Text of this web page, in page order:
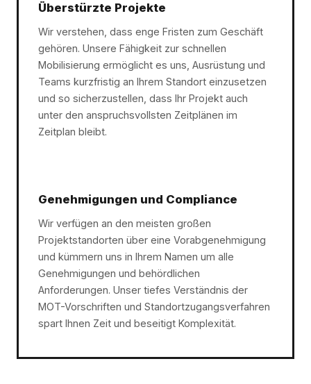
Überstürzte Projekte
Wir verstehen, dass enge Fristen zum Geschäft
gehören. Unsere Fähigkeit zur schnellen
Mobilisierung ermöglicht es uns, Ausrüstung und
Teams kurzfristig an Ihrem Standort einzusetzen
und so sicherzustellen, dass Ihr Projekt auch
unter den anspruchsvollsten Zeitplänen im
Zeitplan bleibt.
Genehmigungen und Compliance
Wir verfügen an den meisten großen
Projektstandorten über eine Vorabgenehmigung
und kümmern uns in Ihrem Namen um alle
Genehmigungen und behördlichen
Anforderungen. Unser tiefes Verständnis der
MOT-Vorschriften und Standortzugangsverfahren
spart Ihnen Zeit und beseitigt Komplexität.